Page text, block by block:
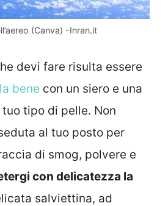
(Canva) -Inran.it
devi fare risulta essere
bene con un siero e una
tipo di pelle. Non
al tuo posto per
di smog, polvere e
con delicatezza la
salviettina, ad